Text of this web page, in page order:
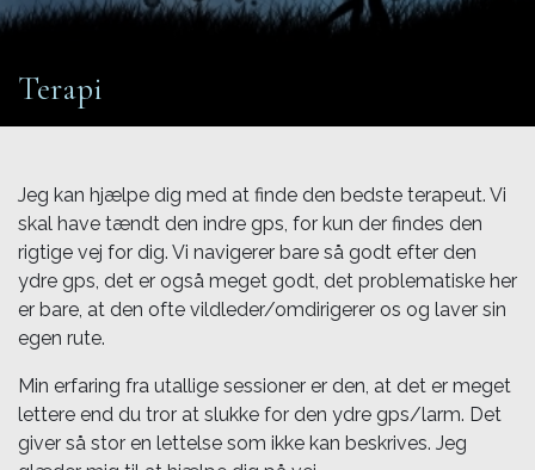
Terapi
Jeg kan hjælpe dig med at finde den bedste terapeut. Vi
skal have tændt den indre gps, for kun der findes den
rigtige vej for dig. Vi navigerer bare så godt efter den
ydre gps, det er også meget godt, det problematiske her
er bare, at den ofte vildleder/omdirigerer os og laver sin
egen rute.
Min erfaring fra utallige sessioner er den, at det er meget
lettere end du tror at slukke for den ydre gps/larm. Det
giver så stor en lettelse som ikke kan beskrives. Jeg